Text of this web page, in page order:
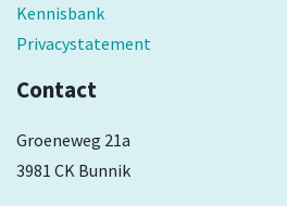
Kennisbank
Privacystatement
Contact
Groeneweg 21a
3981 CK Bunnik